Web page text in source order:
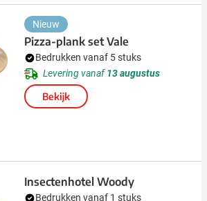
Nieuw
Pizza-plank set Vale
Bedrukken vanaf 5 stuks
Levering vanaf13 augustus
Bekijk
Insectenhotel Woody
Bedrukken vanaf 1 stuks